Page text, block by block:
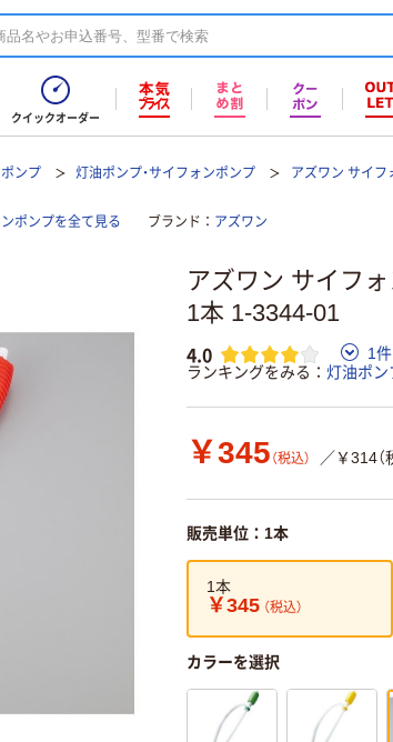
クイックオーダー
ポンプ 灯油ポンプ・サイフォンポンプ アズワン サイフ
ポンプを全て見る ブランド アズワン
アズワン サイフ
1本 1-3344-01
4.0 1
ランキングをみる
灯油ポン
￥345 （税込） ／￥314（
販売単位：1本
1本
￥345 （税込）
カラーを選択